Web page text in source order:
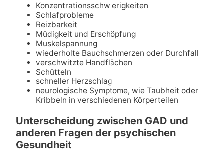
Konzentrationsschwierigkeiten
Schlafprobleme
Reizbarkeit
Müdigkeit und Erschöpfung
Muskelspannung
wiederholte Bauchschmerzen oder Durchfall
verschwitzte Handflächen
Schütteln
schneller Herzschlag
neurologische Symptome, wie Taubheit oder
Kribbeln in verschiedenen Körperteilen
Unterscheidung zwischen GAD und
anderen Fragen der psychischen
Gesundheit